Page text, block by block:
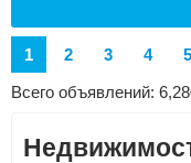
1 2 3 4 5
Всего объявлений: